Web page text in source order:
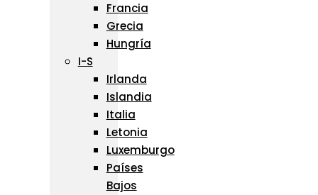
Francia
Grecia
Hungría
I-S
Irlanda
Islandia
Italia
Letonia
Luxemburgo
Países
Bajos